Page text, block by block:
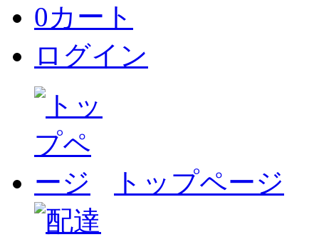
0カート
ログイン
トップページ